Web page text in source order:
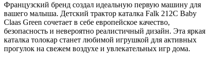
Французский бренд создал идеальную первую машину для
вашего малыша. Детский трактор каталка Falk 212C Baby
Claas Green сочетает в себе европейское качество,
безопасность и невероятно реалистичный дизайн. Эта яркая
каталка толокар станет любимой игрушкой для активных
прогулок на свежем воздухе и увлекательных игр дома.